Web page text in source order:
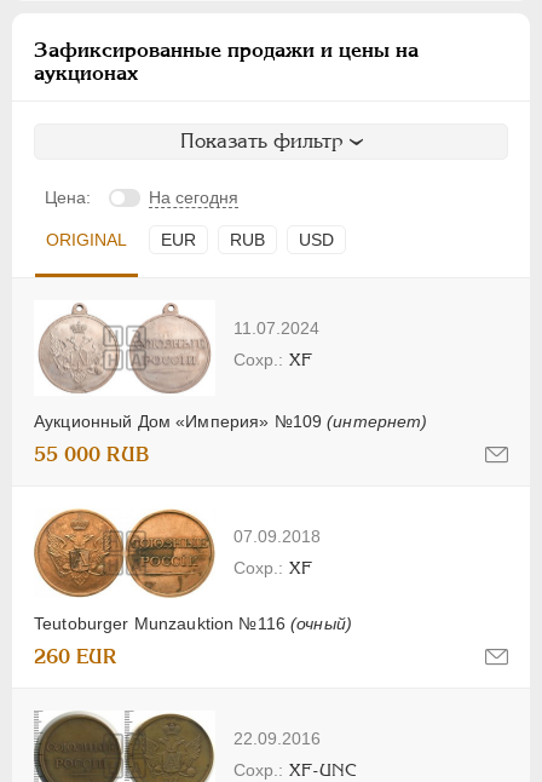
Зафиксированные продажи и цены на
аукционах
Показать фильтр
Цена: На сегодня
ORIGINAL EUR RUB USD
11.07.2024
Аукционный Дом «Империя» №109(интернет)
XF
55 000 RUB
07.09.2018
Teutoburger Munzauktion №116(очный)
XF
260 EUR
22.09.2016
XF-UNC